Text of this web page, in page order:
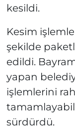
kesildi.
Kesim
şekilde
edildi.
yapan
işlemlerini
sürdürdü.